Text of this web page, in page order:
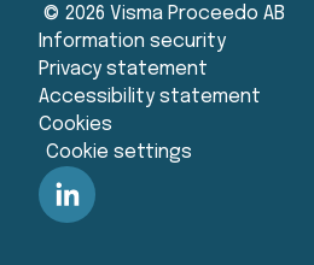
© 2026 Visma Proceedo AB
Information security
Privacy statement
Accessibility statement
Cookies
Cookie settings